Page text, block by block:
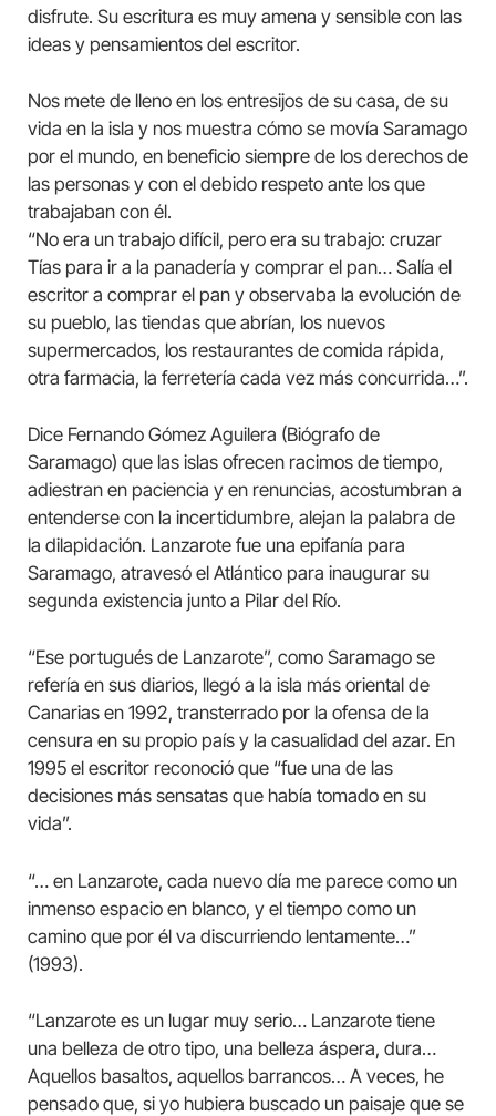
disfrute. Su escritura es muy amena y sensible con las
ideas y pensamientos del escritor.
Nos mete de lleno en los entresijos de su casa, de su
vida en la isla y nos muestra cómo se movía Saramago
por el mundo, en beneficio siempre de los derechos de
las personas y con el debido respeto ante los que
trabajaban con él.
“No era un trabajo difícil, pero era su trabajo: cruzar
Tías para ir a la panadería y comprar el pan… Salía el
escritor a comprar el pan y observaba la evolución de
su pueblo, las tiendas que abrían, los nuevos
supermercados, los restaurantes de comida rápida,
otra farmacia, la ferretería cada vez más concurrida…”.
Dice Fernando Gómez Aguilera (Biógrafo de
Saramago) que las islas ofrecen racimos de tiempo,
adiestran en paciencia y en renuncias, acostumbran a
entenderse con la incertidumbre, alejan la palabra de
la dilapidación. Lanzarote fue una epifanía para
Saramago, atravesó el Atlántico para inaugurar su
segunda existencia junto a Pilar del Río.
“Ese portugués de Lanzarote”, como Saramago se
refería en sus diarios, llegó a la isla más oriental de
Canarias en 1992, transterrado por la ofensa de la
censura en su propio país y la casualidad del azar. En
1995 el escritor reconoció que “fue una de las
decisiones más sensatas que había tomado en su
vida”.
“… en Lanzarote, cada nuevo día me parece como un
inmenso espacio en blanco, y el tiempo como un
camino que por él va discurriendo lentamente…”
(1993).
“Lanzarote es un lugar muy serio… Lanzarote tiene
una belleza de otro tipo, una belleza áspera, dura…
Aquellos basaltos, aquellos barrancos… A veces, he
pensado que, si yo hubiera buscado un paisaje que se